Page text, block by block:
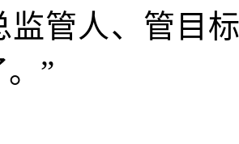
监管人、管目
”